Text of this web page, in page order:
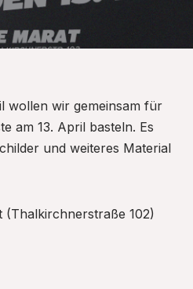
wollen wir gemeinsam für
am 13. April basteln. Es
und weiteres Material
(Thalkirchnerstraße 102)